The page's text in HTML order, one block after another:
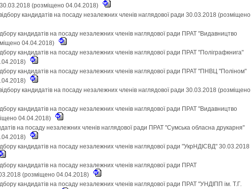
(розміщено 04.04.2018)
кандидатів на посаду незалежних членів наглядової ради 30.03.2018 (розміщено
кандидатів на посаду незалежних членів наглядової ради ПРАТ "Видавництво
04.04.2018)
кандидатів на посаду незалежних членів наглядової ради ПРАТ "Поліграфкнига"
кандидатів на посаду незалежних членів наглядової ради ПРАТ "ПНВЦ "Поліном"
кандидатів на посаду незалежних членів наглядової ради 30.03.2018 (розміщено
кандидатів на посаду незалежних членів наглядової ради ПРАТ "Видавництво
04.04.2018)
на посаду незалежних членів наглядової ради ПРАТ "Сумська обласна друкарня"
кандидатів на посаду незалежних членів наглядової ради "УкрНДІСВД" 30.03.2018
кандидатів на посаду незалежних членів наглядової ради ПРАТ
(розміщено 04.04.2018)
кандидатів на посаду незалежних членів наглядової ради ПРАТ "УНДІПП ім. Т.Г.